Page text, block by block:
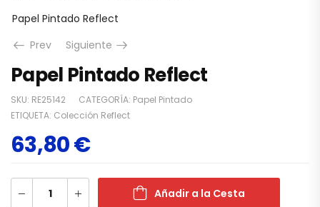
Papel Pintado Reflect
Prev
Siguiente
Papel Pintado Reflect
SKU: RE25142 CATEGORÍA: Papel Pintado
ETIQUETA: Colección Reflect
63,80€
Añadir a la Cesta